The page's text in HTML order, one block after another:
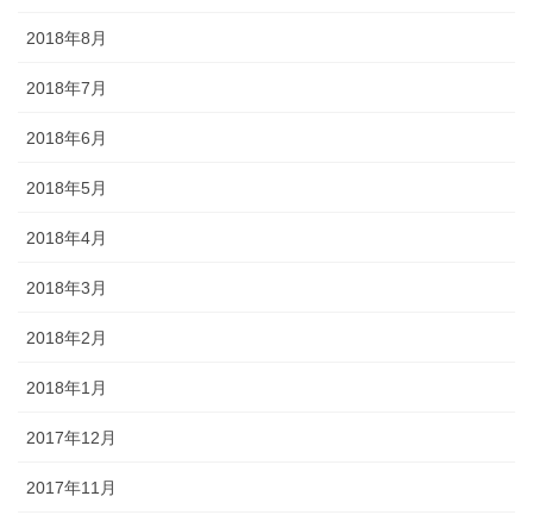
2018年8月
2018年7月
2018年6月
2018年5月
2018年4月
2018年3月
2018年2月
2018年1月
2017年12月
2017年11月